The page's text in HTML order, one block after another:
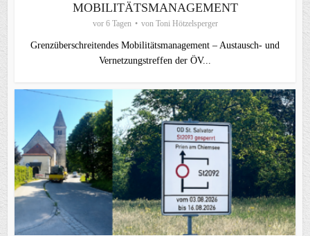
MOBILITÄTSMANAGEMENT
vor 6 Tagen von Toni Hötzelsperger
Grenzüberschreitendes Mobilitätsmanagement – Austausch- und
Vernetzungstreffen der ÖV...